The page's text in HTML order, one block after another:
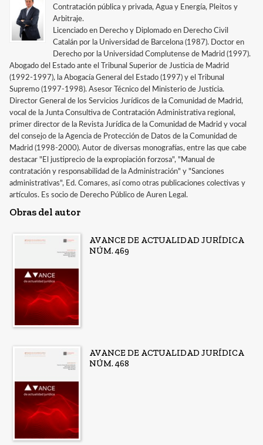
Contratación pública y privada, Agua y Energía, Pleitos y
Arbitraje.
Licenciado en Derecho y Diplomado en Derecho Civil
Catalán por la Universidad de Barcelona (1987). Doctor en
Derecho por la Universidad Complutense de Madrid (1997).
Abogado del Estado ante el Tribunal Superior de Justicia de Madrid
(1992-1997), la Abogacía General del Estado (1997) y el Tribunal
Supremo (1997-1998). Asesor Técnico del Ministerio de Justicia.
Director General de los Servicios Jurídicos de la Comunidad de Madrid,
vocal de la Junta Consultiva de Contratación Administrativa regional,
primer director de la Revista Jurídica de la Comunidad de Madrid y vocal
del consejo de la Agencia de Protección de Datos de la Comunidad de
Madrid (1998-2000). Autor de diversas monografías, entre las que cabe
destacar "El justiprecio de la expropiación forzosa", "Manual de
contratación y responsabilidad de la Administración" y "Sanciones
administrativas", Ed. Comares, así como otras publicaciones colectivas y
artículos. Es socio de Derecho Público de Auren Legal.
Obras del autor
AVANCE DE ACTUALIDAD JURÍDICA
NÚM. 469
AVANCE DE ACTUALIDAD JURÍDICA
NÚM. 468